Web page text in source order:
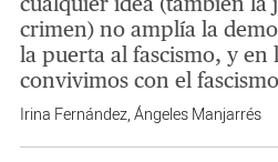
crimen) no amplía la
la puerta al fascismo, y en
convivimos con el
Irina Fernández,Ángeles Manjarrés